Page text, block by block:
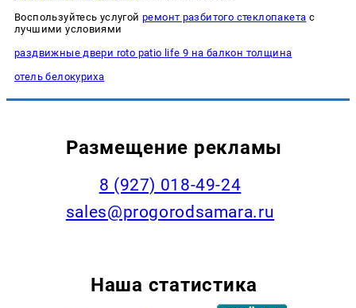
Воспользуйтесь услугой ремонт разбитого стеклопакета с
лучшими условиями
раздвижные двери roto patio life 9 на балкон толщина
отель белокуриха
Размещение рекламы
8 (927) 018-49-24
sales@progorodsamara.ru
Наша статистика